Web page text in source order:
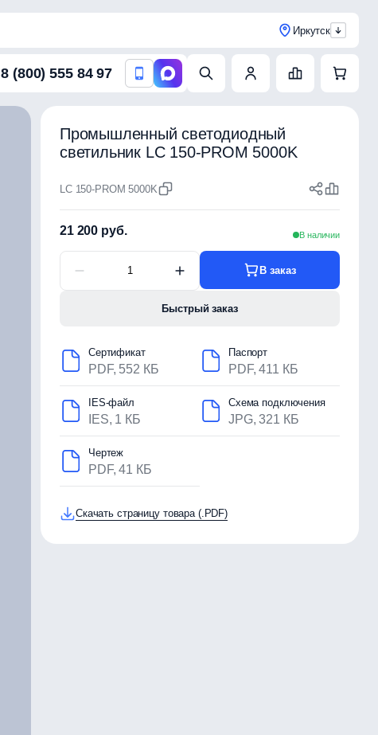
Иркутск
8 (800) 555 84 97
Промышленный светодиодный
светильник LC 150-PROM 5000K
LC 150-PROM 5000K
21 200 руб. В наличии
В заказ
Быстрый заказ
Сертификат
PDF, 552 КБ
Паспорт
PDF, 411 КБ
IES-файл
IES, 1 КБ
Схема подключения
JPG, 321 КБ
Чертеж
PDF, 41 КБ
Скачать страницу товара (.PDF)